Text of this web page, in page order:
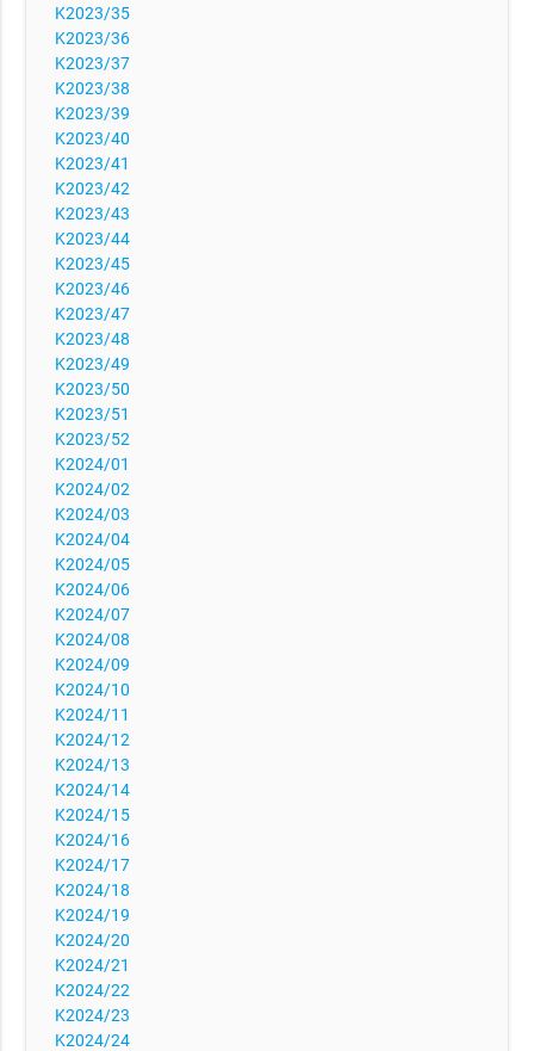
K2023/35
K2023/36
K2023/37
K2023/38
K2023/39
K2023/40
K2023/41
K2023/42
K2023/43
K2023/44
K2023/45
K2023/46
K2023/47
K2023/48
K2023/49
K2023/50
K2023/51
K2023/52
K2024/01
K2024/02
K2024/03
K2024/04
K2024/05
K2024/06
K2024/07
K2024/08
K2024/09
K2024/10
K2024/11
K2024/12
K2024/13
K2024/14
K2024/15
K2024/16
K2024/17
K2024/18
K2024/19
K2024/20
K2024/21
K2024/22
K2024/23
K2024/24